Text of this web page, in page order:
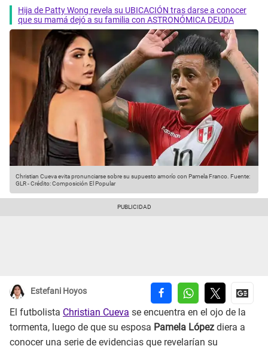
Hija de Patty Wong revela su UBICACIÓN tras darse a conocer
que su mamá dejó a su familia con ASTRONÓMICA DEUDA
Christian Cueva evita pronunciarse sobre su supuesto amorío con Pamela Franco. Fuente:
GLR-Crédito: Composición El Popular
Estefani Hoyos
El futbolista Christian Cueva se encuentra en el ojo de la
tormenta, luego de que su esposa Pamela López diera a
conocer una serie de evidencias que revelarían su